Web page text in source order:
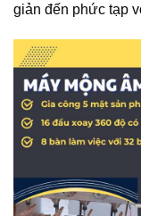
giản đến phức tạp